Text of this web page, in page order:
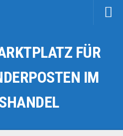
FÜR
IM